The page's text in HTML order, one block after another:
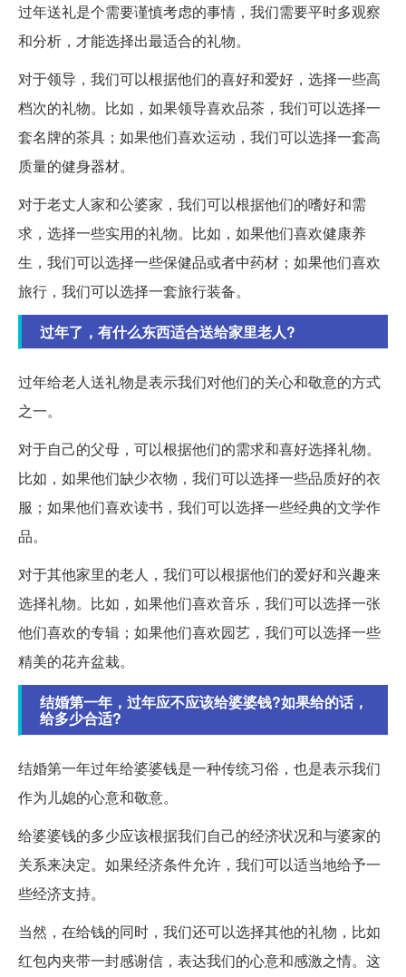
过年送礼是个需要谨慎考虑的事情，我们需要平时多观察
和分析，才能选择出最适合的礼物。
对于领导，我们可以根据他们的喜好和爱好，选择一些高
档次的礼物。比如，如果领导喜欢品茶，我们可以选择一
套名牌的茶具；如果他们喜欢运动，我们可以选择一套高
质量的健身器材。
对于老丈人家和公婆家，我们可以根据他们的嗜好和需
求，选择一些实用的礼物。比如，如果他们喜欢健康养
生，我们可以选择一些保健品或者中药材；如果他们喜欢
旅行，我们可以选择一套旅行装备。
过年了，有什么东西适合送给家里老人?
过年给老人送礼物是表示我们对他们的关心和敬意的方式
之一。
对于自己的父母，可以根据他们的需求和喜好选择礼物。
比如，如果他们缺少衣物，我们可以选择一些品质好的衣
服；如果他们喜欢读书，我们可以选择一些经典的文学作
品。
对于其他家里的老人，我们可以根据他们的爱好和兴趣来
选择礼物。比如，如果他们喜欢音乐，我们可以选择一张
他们喜欢的专辑；如果他们喜欢园艺，我们可以选择一些
精美的花卉盆栽。
结婚第一年，过年应不应该给婆婆钱?如果给的话，
给多少合适?
结婚第一年过年给婆婆钱是一种传统习俗，也是表示我们
作为儿媳的心意和敬意。
给婆婆钱的多少应该根据我们自己的经济状况和与婆家的
关系来决定。如果经济条件允许，我们可以适当地给予一
些经济支持。
当然，在给钱的同时，我们还可以选择其他的礼物，比如
红包内夹带一封感谢信，表达我们的心意和感激之情。这